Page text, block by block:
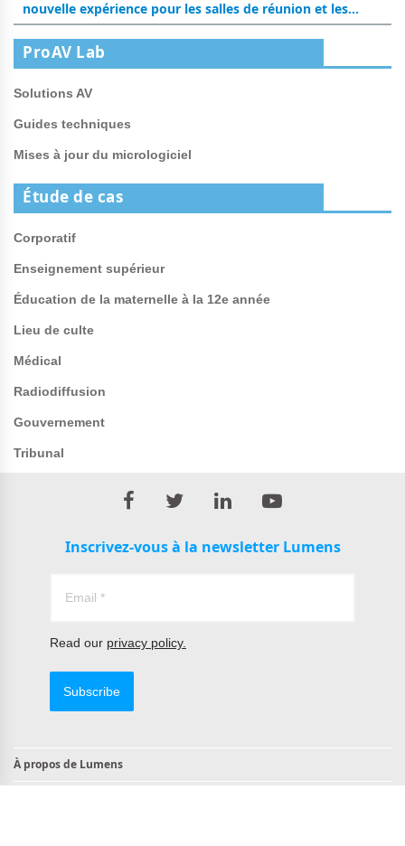
nouvelle expérience pour les salles de réunion et les
salles de classe
ProAV Lab
Solutions AV
Guides techniques
Mises à jour du micrologiciel
Étude de cas
Corporatif
Enseignement supérieur
Éducation de la maternelle à la 12e année
Lieu de culte
Médical
Radiodiffusion
Gouvernement
Tribunal
Inscrivez-vous à la newsletter Lumens
Read our privacy policy.
Subscribe
À propos de Lumens